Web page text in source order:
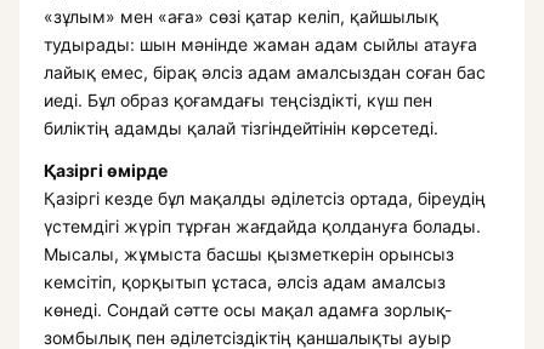
«зұлым» мен «аға» сөзі қатар келіп, қайшылық
тудырады: шын мәнінде жаман адам сыйлы атауға
лайық емес, бірақ әлсіз адам амалсыздан соған бас
иеді. Бұл образ қоғамдағы теңсіздікті, күш пен
биліктің адамды қалай тізгіндейтінін көрсетеді.
Қазіргі өмірде
Қазіргі кезде бұл мақалды әділетсіз ортада, біреудің
үстемдігі жүріп тұрған жағдайда қолдануға болады.
Мысалы, жұмыста басшы қызметкерін орынсыз
кемсітіп, қорқытып ұстаса, әлсіз адам амалсыз
көнеді. Сондай сәтте осы мақал адамға зорлық-
зомбылық пен әділетсіздіктің қаншалықты ауыр